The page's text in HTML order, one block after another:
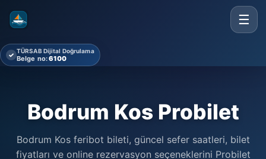
☰
✓ TÜRSAB Dijital Doğrulama
Belge no:6100
Bodrum Kos Probilet
Bodrum Kos feribot bileti, güncel sefer saatleri, bilet
fiyatları ve online rezervasyon seçeneklerini Probilet